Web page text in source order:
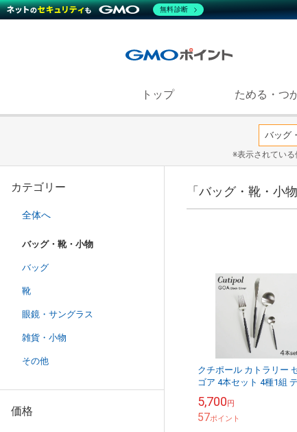
トップ ためる・つ
※表示されている
カテゴリー
全体へ
バッグ・靴・小物
バッグ
靴
眼鏡・サングラス
雑貨・小物
その他
価格
「バッグ・靴・小
クチポール カトラリー
ゴア 4本セット 4種1組 デ
ーブルスプーン ティース
ン 母...
5,700円
57ポイント
無料診断